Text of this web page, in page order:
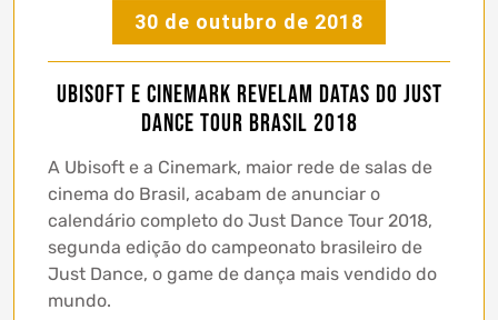
30 de outubro de 2018
Ubisoft e Cinemark revelam datas do Just
Dance Tour Brasil 2018
A Ubisoft e a Cinemark, maior rede de salas de
cinema do Brasil, acabam de anunciar o
calendário completo do Just Dance Tour 2018,
segunda edição do campeonato brasileiro de
Just Dance, o game de dança mais vendido do
mundo.